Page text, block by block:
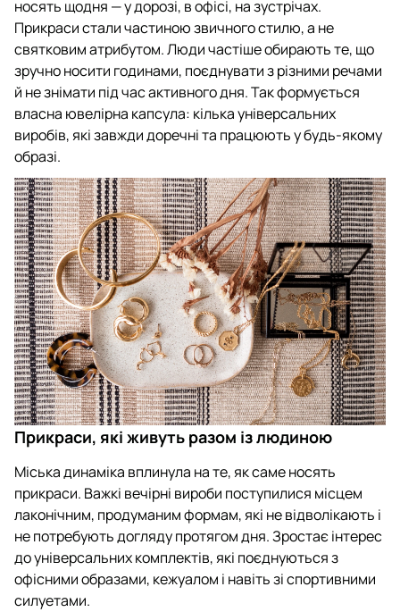
носять щодня — у дорозі, в офісі, на зустрічах.
Прикраси стали частиною звичного стилю, а не
святковим атрибутом. Люди частіше обирають те, що
зручно носити годинами, поєднувати з різними речами
й не знімати під час активного дня. Так формується
власна ювелірна капсула: кілька універсальних
виробів, які завжди доречні та працюють у будь-якому
образі.
Прикраси, які живуть разом із людиною
Міська динаміка вплинула на те, як саме носять
прикраси. Важкі вечірні вироби поступилися місцем
лаконічним, продуманим формам, які не відволікають і
не потребують догляду протягом дня. Зростає інтерес
до універсальних комплектів, які поєднуються з
офісними образами, кежуалом і навіть зі спортивними
силуетами.